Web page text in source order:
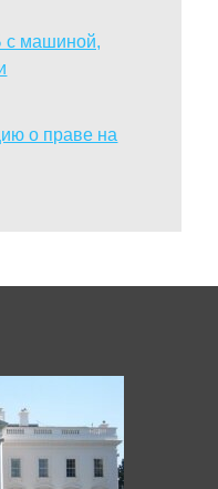
с машиной,
о праве на